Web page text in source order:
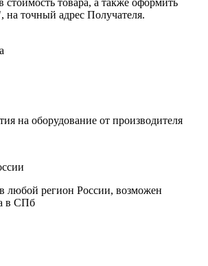
стоимость товара, а также оформить
на точный адрес Получателя.
на оборудование от производителя
любой регион России, возможен
в СПб